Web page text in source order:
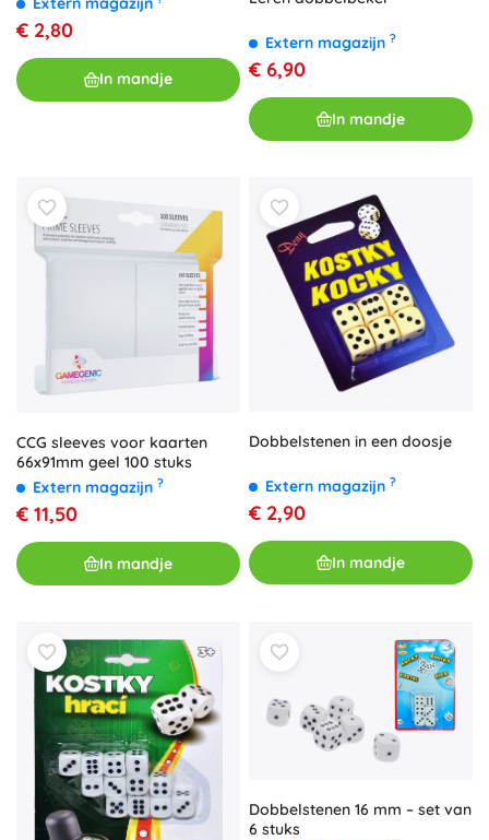
€ 2,80
In mandje
Extern magazijn ?
€ 6,90
In mandje
CCG sleeves voor kaarten
66x91mm geel 100 stuks
Extern magazijn ?
€ 11,50
In mandje
Dobbelstenen in een doosje
Extern magazijn ?
€ 2,90
In mandje
Dobbelstenen 16 mm – set van
6 stuks